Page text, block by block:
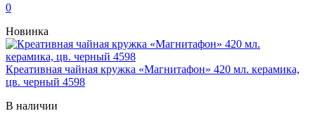
0
Новинка
Креативная чайная кружка «Магнитафон» 420 мл. керамика,
цв. черный 4598
В наличии